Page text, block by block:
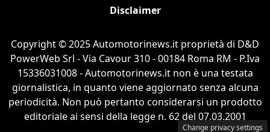
Disclaimer
Copyright © 2025 Automotorinews.it proprietà di D&D
PowerWeb Srl - Via Cavour 310 - 00184 Roma RM - P.Iva
15336031008 - Automotorinews.it non è una testata
giornalistica, in quanto viene aggiornato senza alcuna
periodicità. Non può pertanto considerarsi un prodotto
editoriale ai sensi della legge n. 62 del 07.03.2001
Change privacy settings